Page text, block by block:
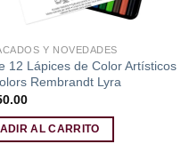
Y NOVEDADES
12 Lápices de Color Artísticos
Rembrandt Lyra
AL CARRITO